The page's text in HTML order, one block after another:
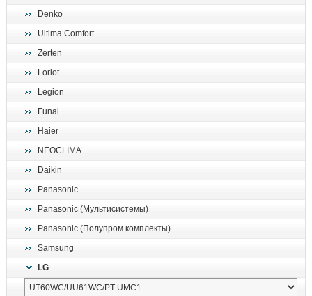
Denko
Ultima Comfort
Zerten
Loriot
Legion
Funai
Haier
NEOCLIMA
Daikin
Panasonic
Panasonic (Мультисистемы)
Panasonic (Полупром.комплекты)
Samsung
LG